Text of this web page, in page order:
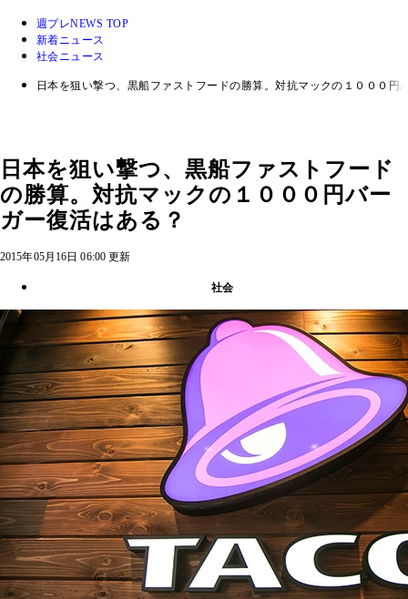
週プレNEWS TOP
新着ニュース
社会ニュース
日本を狙い撃つ、黒船ファストフードの勝算。対抗マックの１０００円
日本を狙い撃つ、黒船ファストフード
の勝算。対抗マックの１０００円バー
ガー復活はある？
2015年05月16日 06:00 更新
社会